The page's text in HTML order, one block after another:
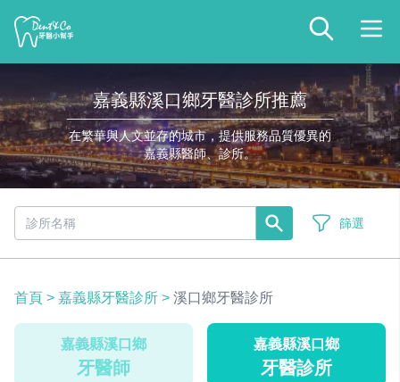
嘉義縣溪口鄉牙醫診所推薦
在繁華與人文並存的城市，提供服務品質優異的
嘉義縣醫師、診所。
篩選
首頁 > 嘉義縣牙醫診所 > 溪口鄉牙醫診所
嘉義縣溪口鄉
牙醫師
嘉義縣溪口鄉
牙醫診所